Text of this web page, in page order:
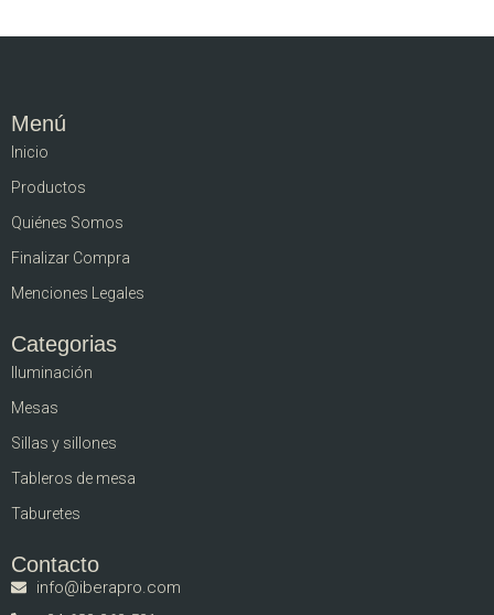
Menú
Inicio
Productos
Quiénes Somos
Finalizar Compra
Menciones Legales
Categorias
Iluminación
Mesas
Sillas y sillones
Tableros de mesa
Taburetes
Contacto
info@iberapro.com